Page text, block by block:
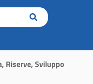
Riserve, Sviluppo